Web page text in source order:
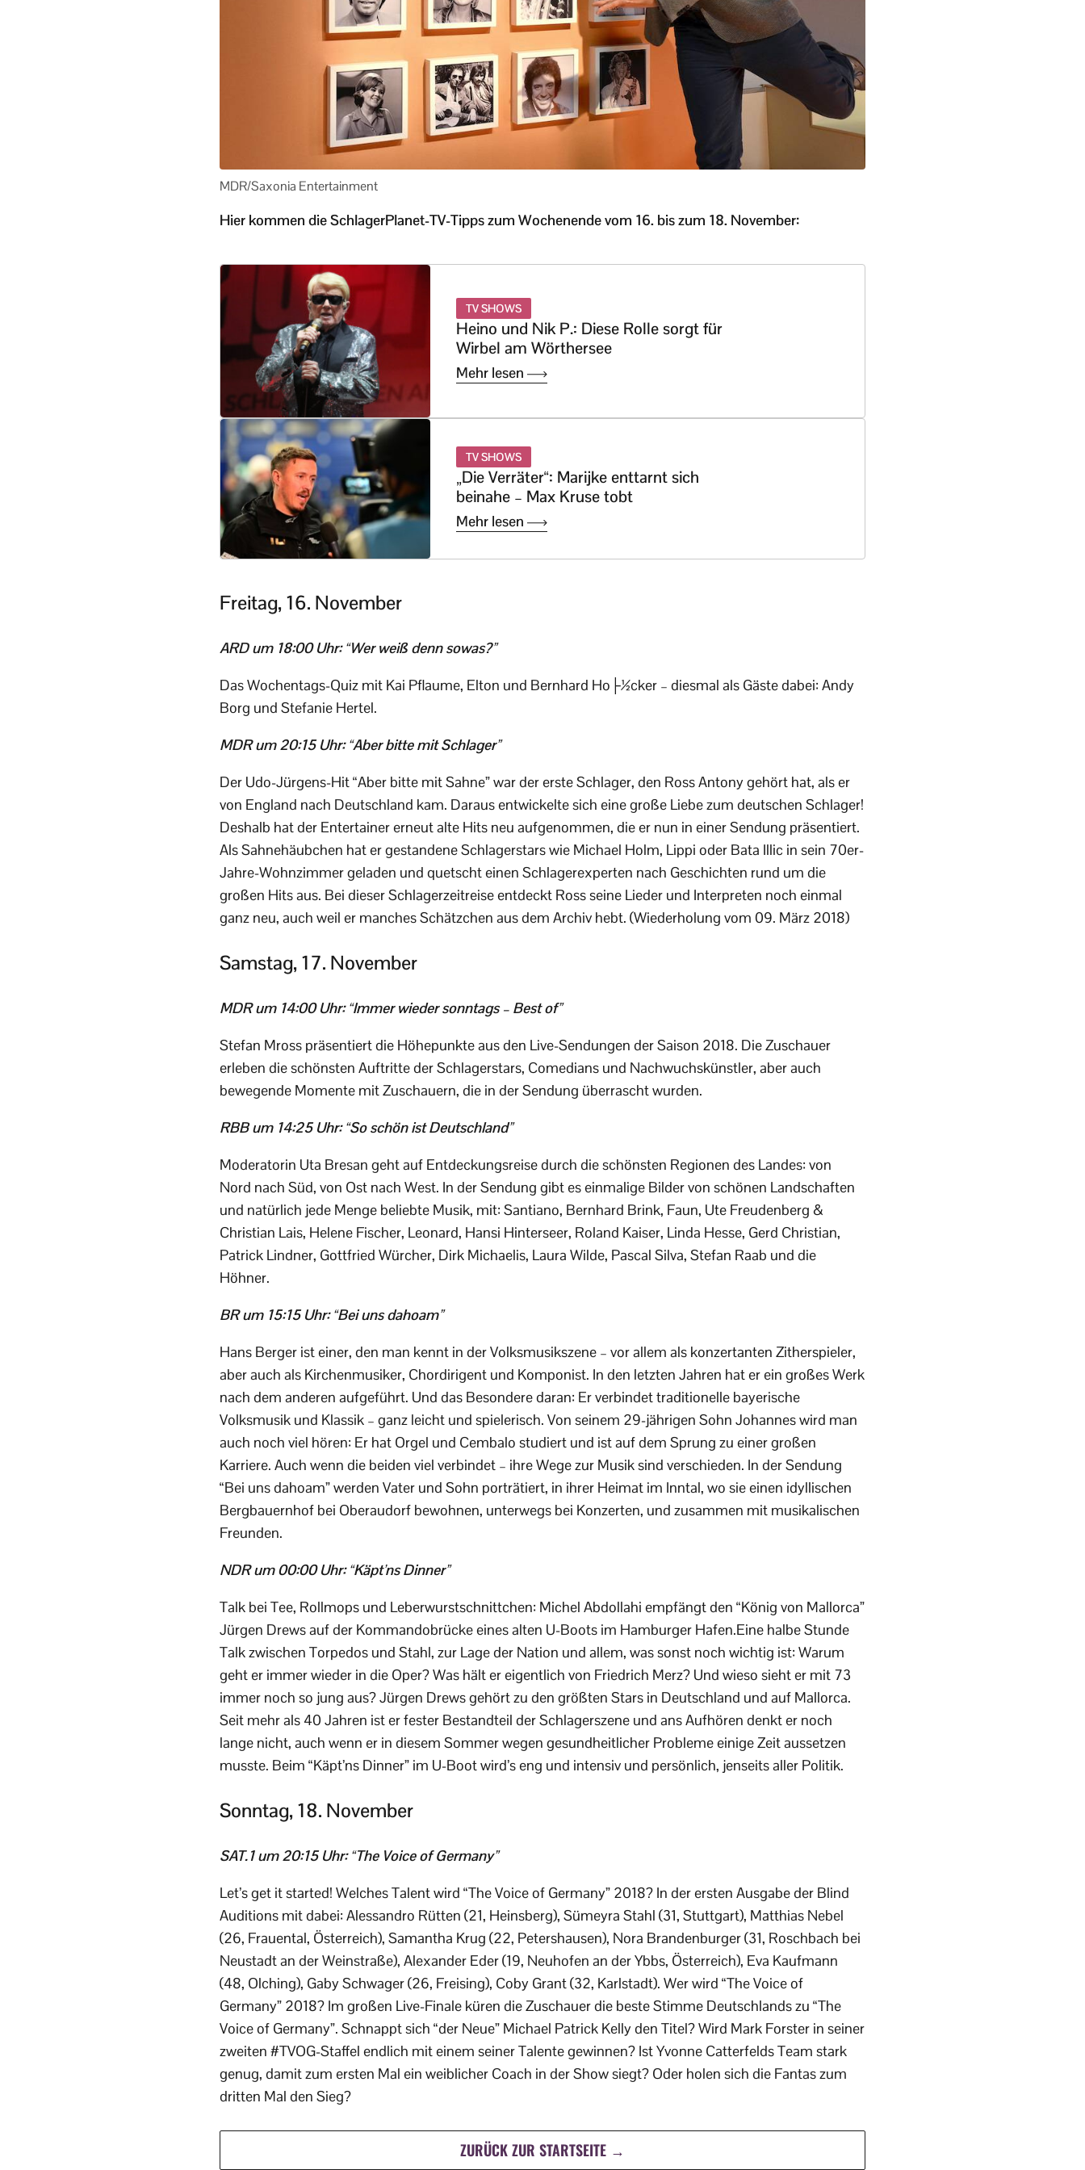
MDR/Saxonia Entertainment
Hier kommen die SchlagerPlanet-TV-Tipps zum Wochenende vom 16. bis zum 18. November:
TV SHOWS
Heino und Nik P.: Diese Rolle sorgt für
Wirbel am Wörthersee
Mehr lesen
TV SHOWS
„Die Verräter“: Marijke enttarnt sich
beinahe – Max Kruse tobt
Mehr lesen
Freitag, 16. November
ARD um 18:00 Uhr: “Wer weiß denn sowas?”
Das Wochentags-Quiz mit Kai Pflaume, Elton und Bernhard Ho├½cker – diesmal als Gäste dabei: Andy
Borg und Stefanie Hertel.
MDR um 20:15 Uhr: “Aber bitte mit Schlager”
Der Udo-Jürgens-Hit “Aber bitte mit Sahne” war der erste Schlager, den Ross Antony gehört hat, als er
von England nach Deutschland kam. Daraus entwickelte sich eine große Liebe zum deutschen Schlager!
Deshalb hat der Entertainer erneut alte Hits neu aufgenommen, die er nun in einer Sendung präsentiert.
Als Sahnehäubchen hat er gestandene Schlagerstars wie Michael Holm, Lippi oder Bata Illic in sein 70er-
Jahre-Wohnzimmer geladen und quetscht einen Schlagerexperten nach Geschichten rund um die
großen Hits aus. Bei dieser Schlagerzeitreise entdeckt Ross seine Lieder und Interpreten noch einmal
ganz neu, auch weil er manches Schätzchen aus dem Archiv hebt. (Wiederholung vom 09. März 2018)
Samstag, 17. November
MDR um 14:00 Uhr: “Immer wieder sonntags – Best of”
Stefan Mross präsentiert die Höhepunkte aus den Live-Sendungen der Saison 2018. Die Zuschauer
erleben die schönsten Auftritte der Schlagerstars, Comedians und Nachwuchskünstler, aber auch
bewegende Momente mit Zuschauern, die in der Sendung überrascht wurden.
RBB um 14:25 Uhr: “So schön ist Deutschland”
Moderatorin Uta Bresan geht auf Entdeckungsreise durch die schönsten Regionen des Landes: von
Nord nach Süd, von Ost nach West. In der Sendung gibt es einmalige Bilder von schönen Landschaften
und natürlich jede Menge beliebte Musik, mit: Santiano, Bernhard Brink, Faun, Ute Freudenberg &
Christian Lais, Helene Fischer, Leonard, Hansi Hinterseer, Roland Kaiser, Linda Hesse, Gerd Christian,
Patrick Lindner, Gottfried Würcher, Dirk Michaelis, Laura Wilde, Pascal Silva, Stefan Raab und die
Höhner.
BR um 15:15 Uhr: “Bei uns dahoam”
Hans Berger ist einer, den man kennt in der Volksmusikszene – vor allem als konzertanten Zitherspieler,
aber auch als Kirchenmusiker, Chordirigent und Komponist. In den letzten Jahren hat er ein großes Werk
nach dem anderen aufgeführt. Und das Besondere daran: Er verbindet traditionelle bayerische
Volksmusik und Klassik – ganz leicht und spielerisch. Von seinem 29-jährigen Sohn Johannes wird man
auch noch viel hören: Er hat Orgel und Cembalo studiert und ist auf dem Sprung zu einer großen
Karriere. Auch wenn die beiden viel verbindet – ihre Wege zur Musik sind verschieden. In der Sendung
“Bei uns dahoam” werden Vater und Sohn porträtiert, in ihrer Heimat im Inntal, wo sie einen idyllischen
Bergbauernhof bei Oberaudorf bewohnen, unterwegs bei Konzerten, und zusammen mit musikalischen
Freunden.
NDR um 00:00 Uhr: “Käpt’ns Dinner”
Talk bei Tee, Rollmops und Leberwurstschnittchen: Michel Abdollahi empfängt den “König von Mallorca”
Jürgen Drews auf der Kommandobrücke eines alten U-Boots im Hamburger Hafen.Eine halbe Stunde
Talk zwischen Torpedos und Stahl, zur Lage der Nation und allem, was sonst noch wichtig ist: Warum
geht er immer wieder in die Oper? Was hält er eigentlich von Friedrich Merz? Und wieso sieht er mit 73
immer noch so jung aus? Jürgen Drews gehört zu den größten Stars in Deutschland und auf Mallorca.
Seit mehr als 40 Jahren ist er fester Bestandteil der Schlagerszene und ans Aufhören denkt er noch
lange nicht, auch wenn er in diesem Sommer wegen gesundheitlicher Probleme einige Zeit aussetzen
musste. Beim “Käpt’ns Dinner” im U-Boot wird’s eng und intensiv und persönlich, jenseits aller Politik.
Sonntag, 18. November
SAT.1 um 20:15 Uhr: “The Voice of Germany”
Let’s get it started! Welches Talent wird “The Voice of Germany” 2018? In der ersten Ausgabe der Blind
Auditions mit dabei: Alessandro Rütten (21, Heinsberg), Sümeyra Stahl (31, Stuttgart), Matthias Nebel
(26, Frauental, Österreich), Samantha Krug (22, Petershausen), Nora Brandenburger (31, Roschbach bei
Neustadt an der Weinstraße), Alexander Eder (19, Neuhofen an der Ybbs, Österreich), Eva Kaufmann
(48, Olching), Gaby Schwager (26, Freising), Coby Grant (32, Karlstadt). Wer wird “The Voice of
Germany” 2018? Im großen Live-Finale küren die Zuschauer die beste Stimme Deutschlands zu “The
Voice of Germany”. Schnappt sich “der Neue” Michael Patrick Kelly den Titel? Wird Mark Forster in seiner
zweiten #TVOG-Staffel endlich mit einem seiner Talente gewinnen? Ist Yvonne Catterfelds Team stark
genug, damit zum ersten Mal ein weiblicher Coach in der Show siegt? Oder holen sich die Fantas zum
dritten Mal den Sieg?
ZURÜCK ZUR STARTSEITE →